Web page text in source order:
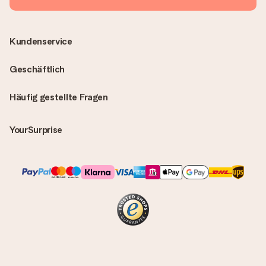
Häufig gestellte Fragen
YourSurprise
Kundenservice
Geschäftlich